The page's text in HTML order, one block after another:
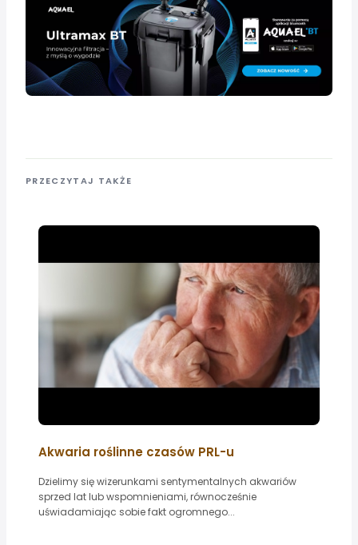
PRZECZYTAJ TAKŻE
Akwaria roślinne czasów PRL-u
Dzielimy się wizerunkami sentymentalnych akwariów
sprzed lat lub wspomnieniami, równocześnie
uświadamiając sobie fakt ogromnego...